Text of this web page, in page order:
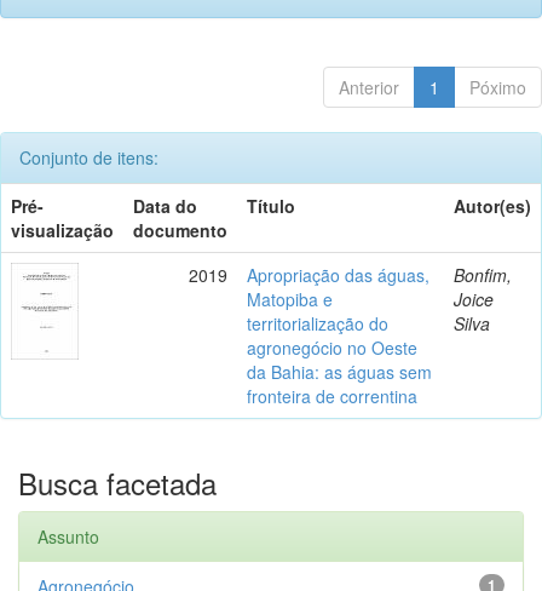
Anterior 1 Póximo
Conjunto de itens:
Pré-
visualização
Data do
documento
Título Autor(es)
2019
Apropriação das águas,
Matopiba e
territorialização do
agronegócio no Oeste
da Bahia: as águas sem
fronteira de correntina
Bonfim,
Joice
Silva
Busca facetada
Assunto
1
Agronegócio